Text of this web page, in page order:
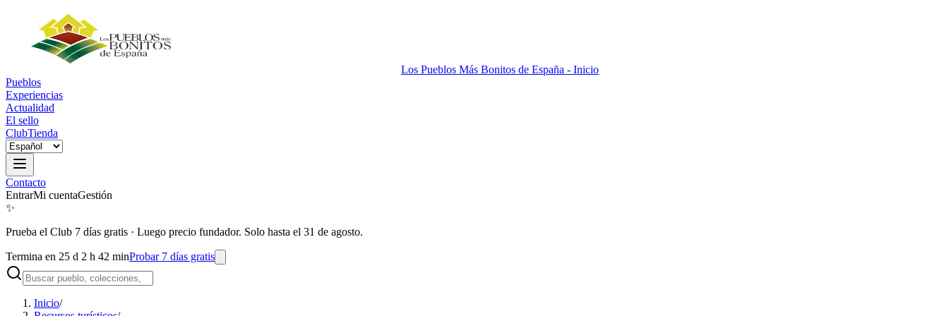
Los Pueblos Más Bonitos de España - Inicio
Pueblos
Experiencias
Actualidad
El sello
ClubTienda
Contacto
EntrarMi cuentaGestión
✨
Prueba el Club 7 días gratis · Luego precio fundador. Solo hasta el 31 de agosto.
Termina en 25 d 2 h 42 minProbar 7 días gratis
Inicio/